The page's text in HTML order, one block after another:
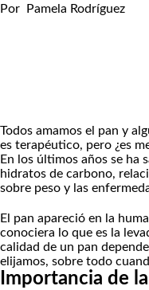
Por Pamela Rodríguez
Todos amamos el pan y
es terapéutico, pero ¿es
En los últimos años se ha
hidratos de carbono,
sobre peso y las
El pan apareció en la
conociera lo que es la
calidad de un pan
elijamos, sobre todo
Importancia de